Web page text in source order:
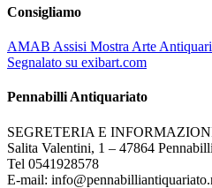
Consigliamo
AMAB Assisi Mostra Arte
Segnalato su exibart.com
Pennabilli Antiquariato
SEGRETERIA E
Salita Valentini, 1 – 47864
Tel 0541928578
E-mail: